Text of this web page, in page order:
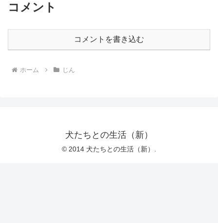
コメント
コメントを書き込む
ホーム じん
犬たちとの生活（新）
© 2014 犬たちとの生活（新）.